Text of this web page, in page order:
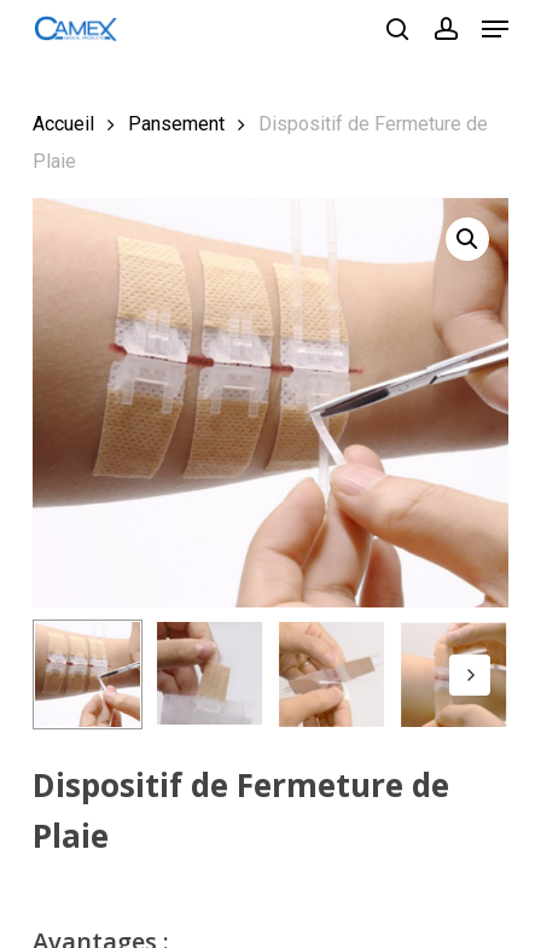
content
Menu
Accueil Pansement
Dispositif de Fermeture de
Plaie
Dispositif de Fermeture de
Plaie